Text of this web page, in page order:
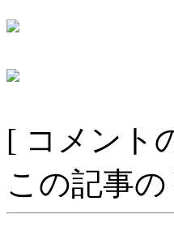
[ コメント
この記事